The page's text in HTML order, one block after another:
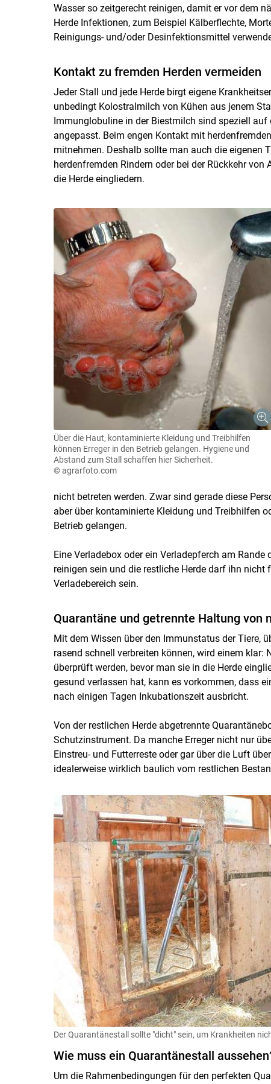
Wasser so zeitgerecht reinigen, damit er vor dem
Herde Infektionen, zum Beispiel Kälberflechte,
Reinigungs- und/oder Desinfektionsmittel
Kontakt zu fremden Herden vermeiden
Jeder Stall und jede Herde birgt eigene
unbedingt Kolostralmilch von Kühen aus jenem
Immunglobuline in der Biestmilch sind speziell
angepasst. Beim engen Kontakt mit
mitnehmen. Deshalb sollte man auch die eigenen
herdenfremden Rindern oder bei der Rückkehr
die Herde eingliedern.
Über die Haut, kontaminierte Kleidung und Treibhilfen
können Erreger in den Betrieb gelangen. Hygiene und
Abstand zum Stall schaffen hier Sicherheit.
© agrarfoto.com
nicht betreten werden. Zwar sind gerade diese
aber über kontaminierte Kleidung und Treibhilfen
Betrieb gelangen.
Eine Verladebox oder ein Verladepferch am
reinigen sein und die restliche Herde darf ihn
Verladebereich sein.
Quarantäne und getrennte Haltung von
Mit dem Wissen über den Immunstatus der Tiere,
rasend schnell verbreiten können, wird einem
überprüft werden, bevor man sie in die Herde
gesund verlassen hat, kann es vorkommen, dass
nach einigen Tagen Inkubationszeit ausbricht.
Von der restlichen Herde abgetrennte
Schutzinstrument. Da manche Erreger nicht nur
Einstreu- und Futterreste oder gar über die Luft
idealerweise wirklich baulich vom restlichen
Der Quarantänestall sollte "dicht" sein, um Krankheiten
Wie muss ein Quarantänestall
Um die Rahmenbedingungen für den perfekten